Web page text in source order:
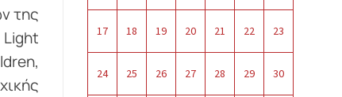
της
Light
17 18 19 20 21 22 23
24 25 26 27 28 29 30